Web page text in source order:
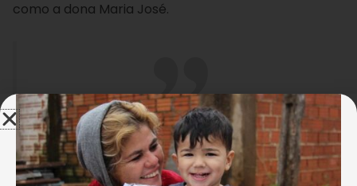
como a dona Maria José.
“Agradeço a vocês, isso é uma
bênção para mim. Vocês estão